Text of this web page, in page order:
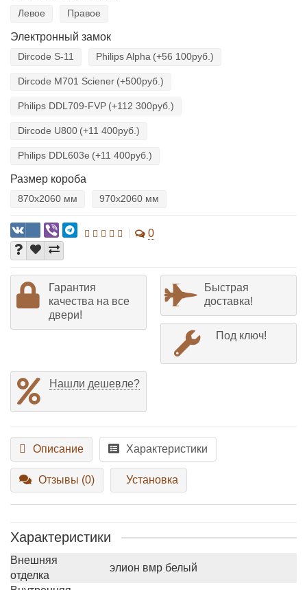
Левое Правое
Электронный замок
Dircode S-11 Philips Alpha (+56 100руб.)
Dircode M701 Sciener (+500руб.)
Philips DDL709-FVP (+112 300руб.)
Dircode U800 (+11 400руб.)
Philips DDL603е (+11 400руб.)
Размер короба
870х2060 мм 970х2060 мм
0
Гарантия
качества на все
двери!
Быстрая
доставка!
Под ключ!
Нашли дешевле?
Описание Характеристики
Отзывы (0) Установка
Характеристики
Внешняя
отделка
элион вмр белый